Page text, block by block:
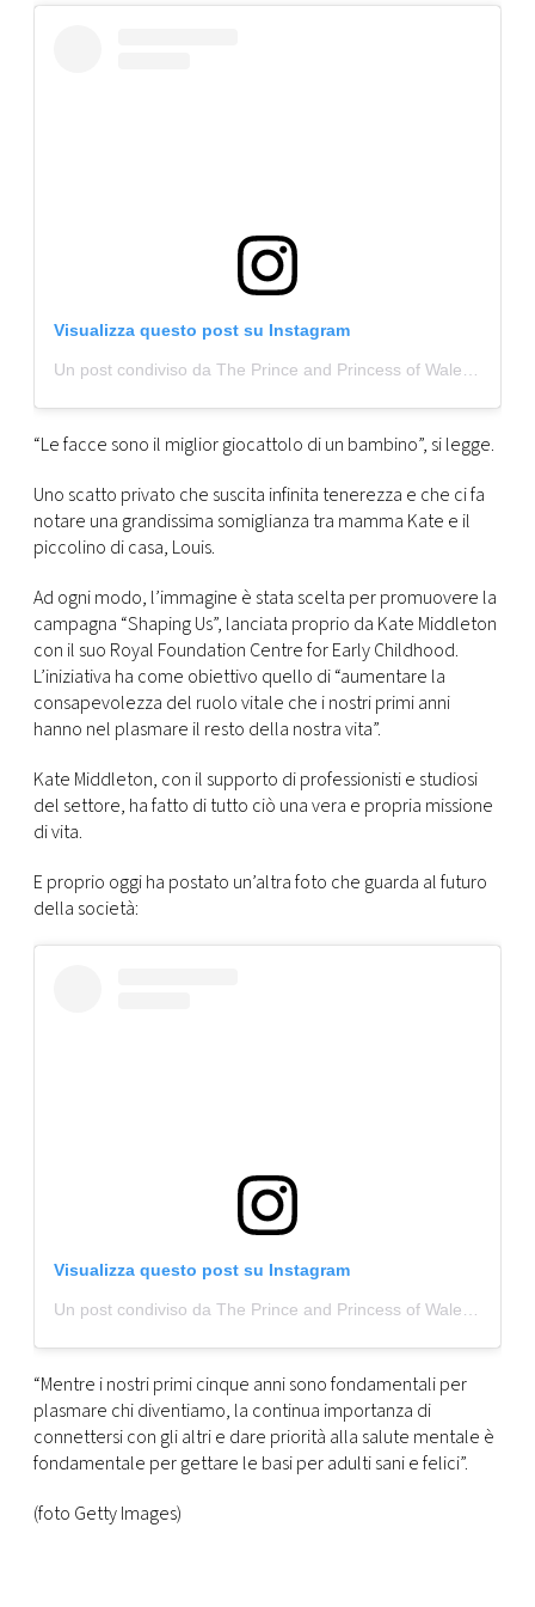
CONSIGLIA
Visualizza questo post su Instagram
Un post condiviso da The Prince and Princess of Wales (@princeandprincessofwales)
“Le facce sono il miglior giocattolo di un bambino”, si legge.
Uno scatto privato che suscita infinita tenerezza e che ci fa
notare una grandissima somiglianza tra mamma Kate e il
piccolino di casa, Louis.
Ad ogni modo, l’immagine è stata scelta per promuovere la
campagna “Shaping Us”, lanciata proprio da Kate Middleton
con il suo Royal Foundation Centre for Early Childhood.
L’iniziativa ha come obiettivo quello di “aumentare la
consapevolezza del ruolo vitale che i nostri primi anni
hanno nel plasmare il resto della nostra vita”.
Kate Middleton, con il supporto di professionisti e studiosi
del settore, ha fatto di tutto ciò una vera e propria missione
di vita.
E proprio oggi ha postato un’altra foto che guarda al futuro
della società:
Visualizza questo post su Instagram
Un post condiviso da The Prince and Princess of Wales (@princeandprincessofwales)
“Mentre i nostri primi cinque anni sono fondamentali per
plasmare chi diventiamo, la continua importanza di
connettersi con gli altri e dare priorità alla salute mentale è
fondamentale per gettare le basi per adulti sani e felici”.
(foto Getty Images)